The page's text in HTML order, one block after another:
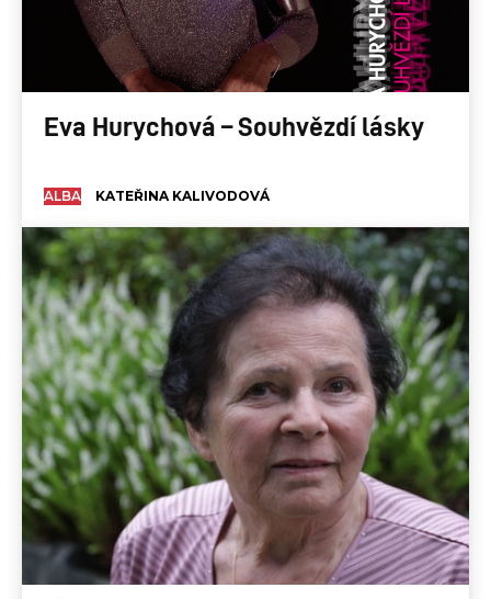
Eva Hurychová – Souhvězdí lásky
ALBA KATEŘINA KALIVODOVÁ